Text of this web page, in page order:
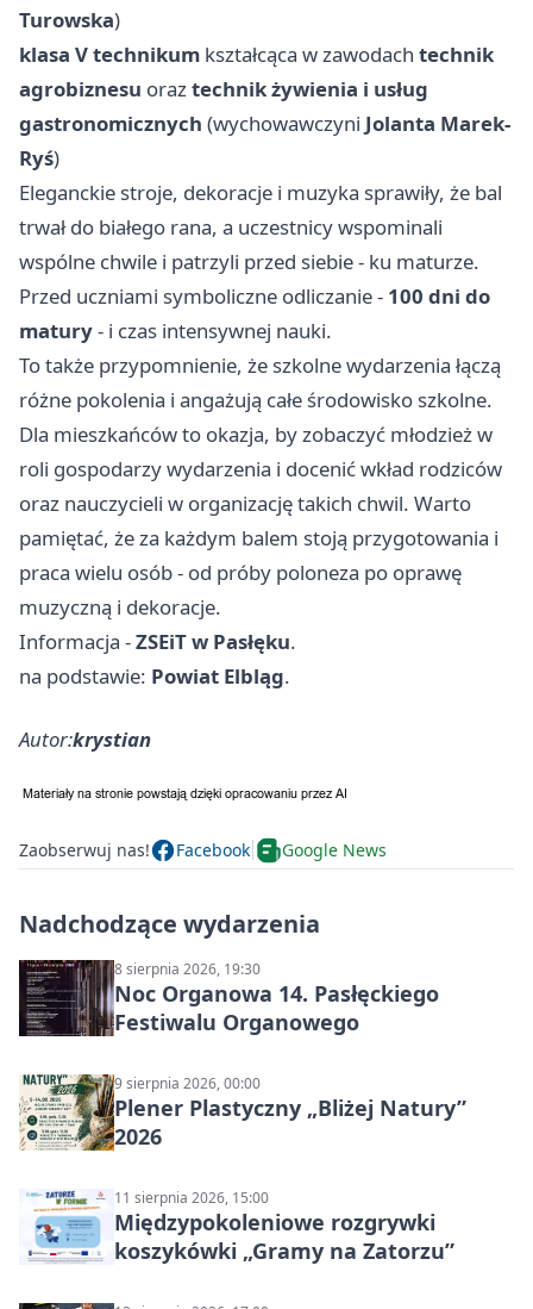
Turowska)
klasa V technikum kształcąca w zawodach technik
agrobiznesu oraz technik żywienia i usług
gastronomicznych (wychowawczyni Jolanta Marek-
Ryś)
Eleganckie stroje, dekoracje i muzyka sprawiły, że bal
trwał do białego rana, a uczestnicy wspominali
wspólne chwile i patrzyli przed siebie - ku maturze.
Przed uczniami symboliczne odliczanie - 100 dni do
matury- i czas intensywnej nauki.
To także przypomnienie, że szkolne wydarzenia łączą
różne pokolenia i angażują całe środowisko szkolne.
Dla mieszkańców to okazja, by zobaczyć młodzież w
roli gospodarzy wydarzenia i docenić wkład rodziców
oraz nauczycieli w organizację takich chwil. Warto
pamiętać, że za każdym balem stoją przygotowania i
praca wielu osób - od próby poloneza po oprawę
muzyczną i dekoracje.
Informacja -ZSEiT w Pasłęku.
na podstawie: Powiat Elbląg.
Autor:krystian
Zaobserwuj nas! Facebook Google News
Nadchodzące wydarzenia
8 sierpnia 2026, 19:30
Noc Organowa 14. Pasłęckiego
Festiwalu Organowego
9 sierpnia 2026, 00:00
Plener Plastyczny „Bliżej Natury”
2026
11 sierpnia 2026, 15:00
Międzypokoleniowe rozgrywki
koszykówki „Gramy na Zatorzu”